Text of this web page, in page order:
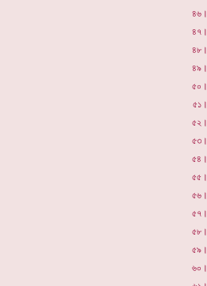
৪৬।
৪৭।
৪৮।
৪৯।
৫০।
৫১।
৫২।
৫৩।
৫৪।
৫৫।
৫৬।
৫৭।
৫৮।
৫৯।
৬০।